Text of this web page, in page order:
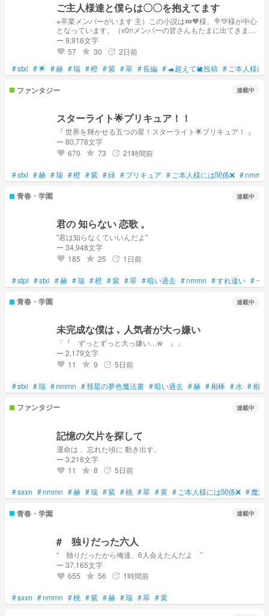
ご主人様達と僕らは〇〇を抱えてます
※卒業メンバーがいます 主）この小説は💤🧡様、🍭💚様が中心
となっています。（v0nメンバーの皆さんもたまに出てきま
す） そして「ご主人様達に愛され過ぎてて困ってます」との
ー 9,916文字
favorite 57 grade 30 update 2日前
#stxl #🌟 #赫 #瑞 #橙 #紫 #翠 #長編 #🐢超えて🐌投稿 #ご本人様に
ファンタジー 連載中
スターライト🌟プリキュア！！
『 世界を輝かせる五つの星！スターライト🌟プリキュア！ 』
ー 80,778文字
favorite 670 grade 73 update 21時間前
#stxl #赫 #瑞 #橙 #紫 #緑 #プリキュア # ご本人様には関係❌ #nmmn
青春・学園 連載中
君の 知らない 恋歌 。
"君は知らなくていいんだよ"
ー 34,948文字
favorite 185 grade 25 update 1日前
#stpl #stxl #赫 #瑞 #橙 #紫 #翠 #暗い過去 #nmmn #すれ違い #一
青春・学園 連載中
未完成な僕は ､ 人気者が大っ嫌い
「『 ずっとずっと大っ嫌い…w 』」
ー 2,179文字
favorite 11 grade 9 update 5日前
#stxl #瑞 #nmmn #彗星の夢色魔法書 #暗い過去 #赫 #相棒 #水 #相方
ファンタジー 連載中
記憶の欠片を探して
運命は 、忘れた頃に 動き出す。
ー 3,218文字
favorite 11 grade 8 update 5日前
#sxxn #nmmn #赫 #瑞 #紫 #桃 #翠 #黄 # ご本人様には関係❌ #魔法
青春・学園 連載中
# 独りだった六人
“ 独りだったから俺達、6人会えたんだよ ”
ー 37,165文字
favorite 655 grade 56 update 1時間前
#sxxn #nmmn #桃 #紫 #赫 #瑞 #翠 #黄